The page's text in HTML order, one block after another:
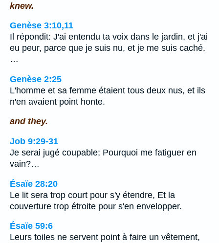
knew.
Genèse 3:10,11
Il répondit: J'ai entendu ta voix dans le jardin, et j'ai
eu peur, parce que je suis nu, et je me suis caché.
…
Genèse 2:25
L'homme et sa femme étaient tous deux nus, et ils
n'en avaient point honte.
and they.
Job 9:29-31
Je serai jugé coupable; Pourquoi me fatiguer en
vain?…
Ésaïe 28:20
Le lit sera trop court pour s'y étendre, Et la
couverture trop étroite pour s'en envelopper.
Ésaïe 59:6
Leurs toiles ne servent point à faire un vêtement,